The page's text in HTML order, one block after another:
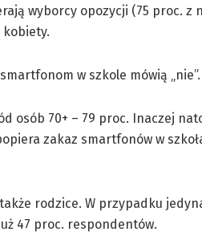
wyborcy opozycji (75 proc.
kobiety.
w szkole mówią „nie”.
osób 70+ – 79 proc. Inaczej
zakaz smartfonów w
rodzice. W przypadku
47 proc. respondentów.